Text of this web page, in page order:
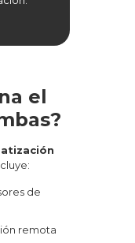
el
de
remota